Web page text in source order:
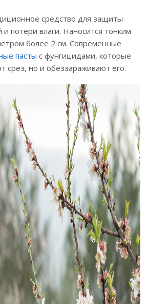
средство для защиты
потери влаги. Наносится тонким
более 2 см. Современные
пасты с фунгицидами, которые
срез, но и обеззараживают его.